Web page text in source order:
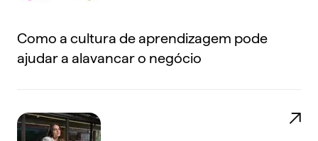
Como a cultura de aprendizagem pode
ajudar a alavancar o negócio